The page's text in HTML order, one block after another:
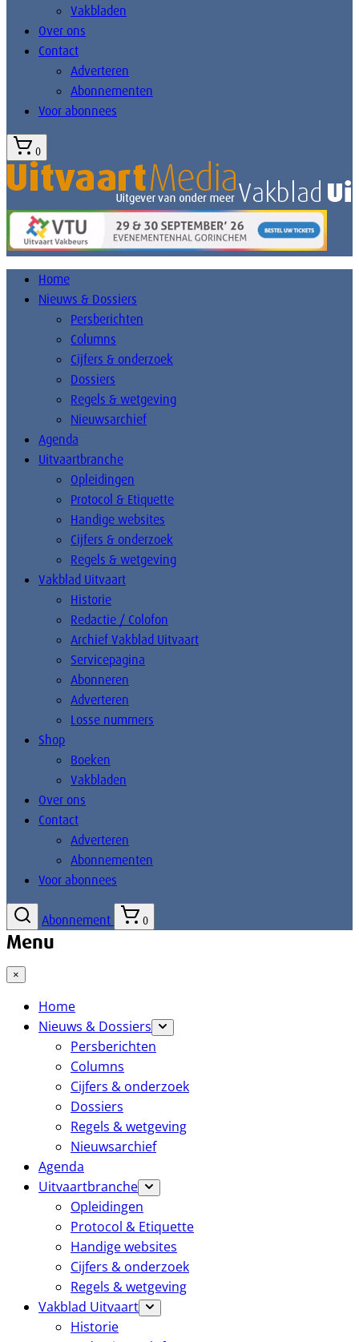
Vakbladen
Over ons
Contact
Adverteren
Abonnementen
Voor abonnees
0
Home
Nieuws & Dossiers
Persberichten
Columns
Cijfers & onderzoek
Dossiers
Regels & wetgeving
Nieuwsarchief
Agenda
Uitvaartbranche
Opleidingen
Protocol & Etiquette
Handige websites
Cijfers & onderzoek
Regels & wetgeving
Vakblad Uitvaart
Historie
Redactie / Colofon
Archief Vakblad Uitvaart
Servicepagina
Abonneren
Adverteren
Losse nummers
Shop
Boeken
Vakbladen
Over ons
Contact
Adverteren
Abonnementen
Voor abonnees
Abonnement 0
Menu
×
Home
Nieuws & Dossiers
Persberichten
Columns
Cijfers & onderzoek
Dossiers
Regels & wetgeving
Nieuwsarchief
Agenda
Uitvaartbranche
Opleidingen
Protocol & Etiquette
Handige websites
Cijfers & onderzoek
Regels & wetgeving
Vakblad Uitvaart
Historie